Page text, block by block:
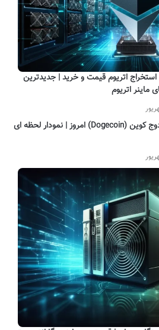
اتریوم قیمت و خرید | جدیدترین
ماینر اتریوم
قیمت دوج کوین (Dogecoin) امروز | نمودار لحظه ای